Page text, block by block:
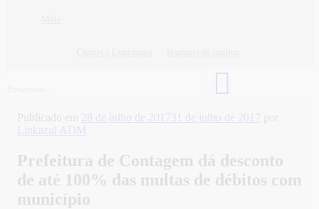
Publicado em 28 de julho de 2017 31 de julho de 2017 por
Linkazul ADM
Prefeitura de Contagem dá desconto
de até 100% das multas de débitos com
município